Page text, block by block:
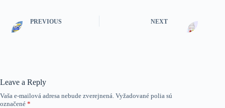
PREVIOUS NEXT
Leave a Reply
Vaša e-mailová adresa nebude zverejnená. Vyžadované polia sú
označené *